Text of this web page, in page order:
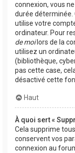
connexion, vous
durée déterminée.
utilise votre
ordinateur. Pour
de moilors de la
utilisez un
(bibliothèque,
pas cette case,
désactivé cette
Haut
À quoi sert «
Cela supprime
conservent vos
connexion au